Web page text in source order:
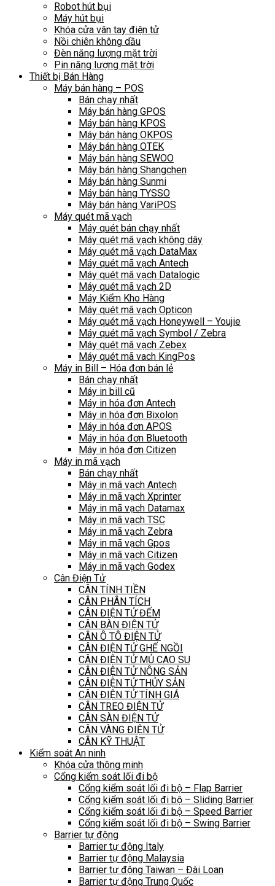
Robot hút bụi
Máy hút bụi
Khóa cửa vân tay điện tử
Nồi chiên không dầu
Đèn năng lượng mặt trời
Pin năng lượng mặt trời
Thiết bị Bán Hàng
Máy bán hàng – POS
Bán chạy nhất
Máy bán hàng GPOS
Máy bán hàng KPOS
Máy bán hàng OKPOS
Máy bán hàng OTEK
Máy bán hàng SEWOO
Máy bán hàng Shangchen
Máy bán hàng Sunmi
Máy bán hàng TYSSO
Máy bán hàng VariPOS
Máy quét mã vạch
Máy quét bán chạy nhất
Máy quét mã vạch không dây
Máy quét mã vạch DataMax
Máy quét mã vạch Antech
Máy quét mã vạch Datalogic
Máy quét mã vạch 2D
Máy Kiểm Kho Hàng
Máy quét mã vạch Opticon
Máy quét mã vạch Honeywell – Youjie
Máy quét mã vạch Symbol / Zebra
Máy quét mã vạch Zebex
Máy quét mã vach KingPos
Máy in Bill – Hóa đơn bán lẻ
Bán chạy nhất
Máy in bill cũ
Máy in hóa đơn Antech
Máy in hóa đơn Bixolon
Máy in hóa đơn APOS
Máy in hóa đơn Bluetooth
Máy in hóa đơn Citizen
Máy in mã vạch
Bán chạy nhất
Máy in mã vạch Antech
Máy in mã vạch Xprinter
Máy in mã vạch Datamax
Máy in mã vạch TSC
Máy in mã vạch Zebra
Máy in mã vạch Gpos
Máy in mã vạch Citizen
Máy in mã vạch Godex
Cân Điện Tử
CÂN TÍNH TIỀN
CÂN PHÂN TÍCH
CÂN ĐIỆN TỬ ĐẾM
CÂN BÀN ĐIỆN TỬ
CÂN Ô TÔ ĐIỆN TỬ
CÂN ĐIỆN TỬ GHẾ NGỒI
CÂN ĐIỆN TỬ MỦ CAO SU
CÂN ĐIỆN TỬ NÔNG SẢN
CÂN ĐIỆN TỬ THỦY SẢN
CÂN ĐIỆN TỬ TÍNH GIÁ
CÂN TREO ĐIỆN TỬ
CÂN SÀN ĐIỆN TỬ
CÂN VÀNG ĐIỆN TỬ
CÂN KỸ THUẬT
Kiểm soát An ninh
Khóa cửa thông minh
Cổng kiểm soát lối đi bộ
Cổng kiểm soát lối đi bộ – Flap Barrier
Cổng kiểm soát lối đi bộ – Sliding Barrier
Cổng kiểm soát lối đi bộ – Speed Barrier
Cổng kiểm soát lối đi bộ – Swing Barrier
Barrier tự động
Barrier tự động Italy
Barrier tự động Malaysia
Barrier tự động Taiwan – Đài Loan
Barrier tự động Trung Quốc